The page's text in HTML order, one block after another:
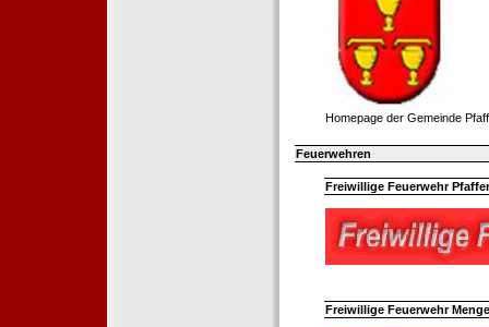
Homepage der Gemeinde
Feuerwehren
Freiwillige Feuerwehr
Freiwillige Feuerwehr